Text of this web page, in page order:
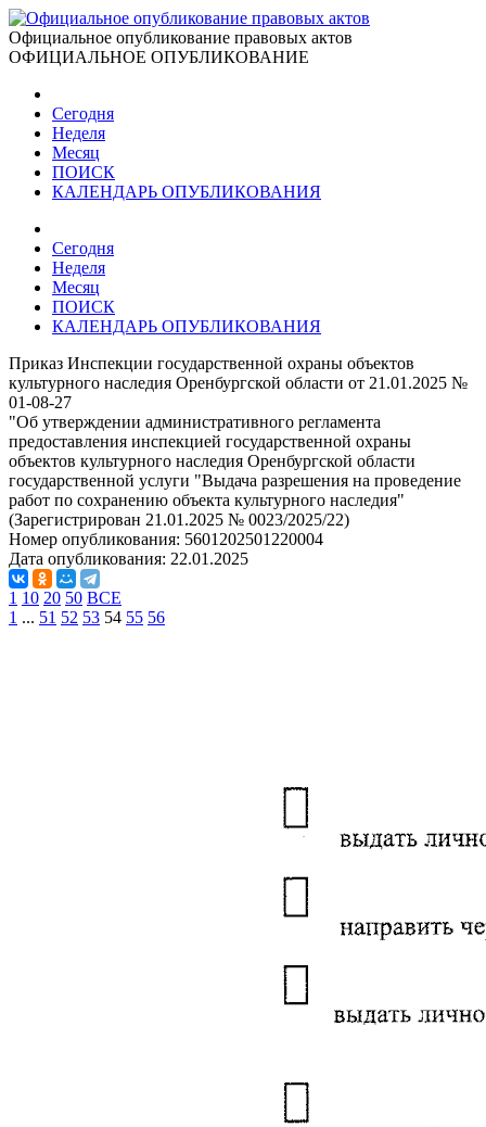
Официальное опубликование правовых актов
ОФИЦИАЛЬНОЕ ОПУБЛИКОВАНИЕ
Сегодня
Неделя
Месяц
ПОИСК
КАЛЕНДАРЬ ОПУБЛИКОВАНИЯ
Сегодня
Неделя
Месяц
ПОИСК
КАЛЕНДАРЬ ОПУБЛИКОВАНИЯ
Приказ Инспекции государственной охраны объектов
культурного наследия Оренбургской области от 21.01.2025 №
01-08-27
"Об утверждении административного регламента
предоставления инспекцией государственной охраны
объектов культурного наследия Оренбургской области
государственной услуги "Выдача разрешения на проведение
работ по сохранению объекта культурного наследия"
(Зарегистрирован 21.01.2025 № 0023/2025/22)
Номер опубликования: 5601202501220004
Дата опубликования: 22.01.2025
1 10 20 50 ВСЕ
1 ... 51 52 53 54 55 56